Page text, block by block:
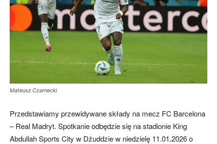
Mateusz Czarnecki
Przedstawiamy przewidywane składy na mecz FC Barcelona
– Real Madryt. Spotkanie odbędzie się na stadionie King
Abdullah Sports City w Dżuddzie w niedzielę 11.01.2026 o